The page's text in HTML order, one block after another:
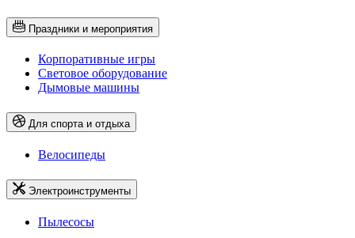
Праздники и мероприятия
Корпоративные игры
Световое оборудование
Дымовые машины
Для спорта и отдыха
Велосипеды
Электроинструменты
Пылесосы